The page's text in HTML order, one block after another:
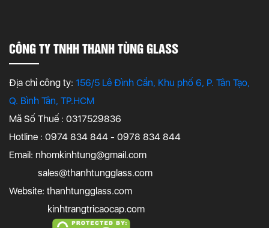
CÔNG TY TNHH THANH TÙNG GLASS
Địa chỉ công ty: 156/5 Lê Đình Cẩn, Khu phố 6, P. Tân Tạo,
Q. Bình Tân, TP.HCM
Mã Số Thuế : 0317529836
Hotline : 0974 834 844 - 0978 834 844
Email: nhomkinhtung@gmail.com
sales@thanhtungglass.com
Website: thanhtungglass.com
kinhtrangtricaocap.com